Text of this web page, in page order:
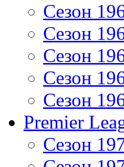
Сезон
Сезон
Сезон
Сезон
Сезон
Premier
Сезон